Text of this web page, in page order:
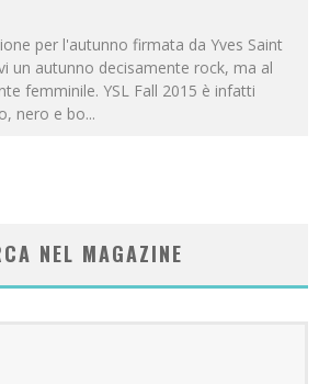
per l'autunno firmata da Yves Saint
un autunno decisamente rock, ma al
femminile. YSL Fall 2015 è infatti
nero e bo...
NEL MAGAZINE